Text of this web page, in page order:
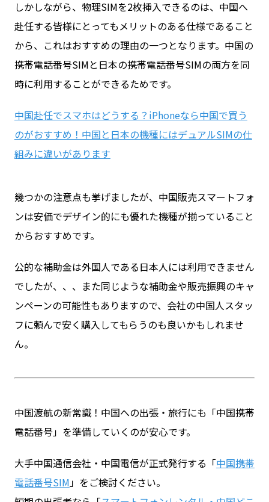
しかしながら、物理SIMを2枚挿入できるのは、中国へ
赴任する皆様にとってもメリットのある仕様であること
から、これはおすすめの理由の一つとなります。中国の
携帯電話番号SIMと日本の携帯電話番号SIMの両方を同
時に利用することができるためです。
中国赴任でスマホはどうする？iPhoneなら中国で買う
のがおすすめ！中国と日本の機種にはデュアルSIMの仕
組みに違いがあります
幾つかの注意点も挙げましたが、中国販売スマートフォ
ンは安価でデザイン的にも優れた機種が揃っていること
からおすすめです。
公的な補助金は外国人である日本人には利用できません
でしたが、、、また同じような補助金や販売振興のキャ
ンペーンの可能性もありますので、会社の中国人スタッ
フに頼んで安く購入してもらうのも良いかもしれませ
ん。
中国渡航の新常識！中国への出張・旅行にも「中国携帯
電話番号」を準備していくのが安心です。
大手中国通信会社・中国電信が正式発行する「中国携帯
電話番号SIM」をご検討ください。